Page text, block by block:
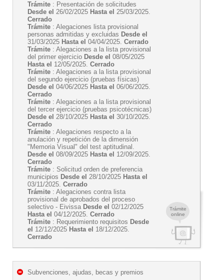
Trámite
online
Trámite : Presentación de solicitudes
Desde el 26/02/2025 Hasta el 25/03/2025.
Cerrado
Trámite : Alegaciones lista provisional
personas admitidas y excluidas Desde el
31/03/2025 Hasta el 04/04/2025. Cerrado
Trámite : Alegaciones a la lista provisional
del primer ejercicio Desde el 08/05/2025
Hasta el 12/05/2025. Cerrado
Trámite : Alegaciones a la lista provisional
del segundo ejercicio (pruebas físicas)
Desde el 04/06/2025 Hasta el 06/06/2025.
Cerrado
Trámite : Alegaciones a la lista provisional
del tercer ejercicio (pruebas psicotécnicas)
Desde el 28/10/2025 Hasta el 30/10/2025.
Cerrado
Trámite : Alegaciones respecto a la
anulación y repetición de la dimensión
"Memoria Visual" del test aptitudinal.
Desde el 08/09/2025 Hasta el 12/09/2025.
Cerrado
Trámite : Solicitud orden de preferencia
municipios Desde el 28/10/2025 Hasta el
03/11/2025. Cerrado
Trámite : Alegaciones contra lista
provisional de aprobados del proceso
selectivo - Eivissa Desde el 02/12/2025
Hasta el 04/12/2025. Cerrado
Trámite : Requerimiento requisitos Desde
el 12/12/2025 Hasta el 18/12/2025.
Cerrado
Subvenciones, ajudas, becas y premios